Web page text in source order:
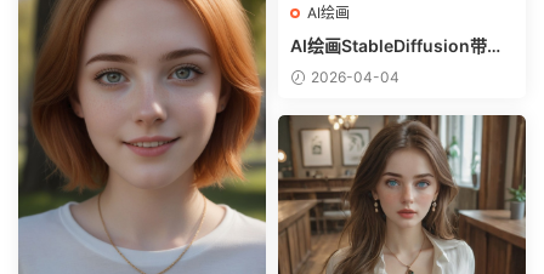
AI绘画
AI绘画StableDiffusion带信
息样图（civitai.com网站精
2026-04-04